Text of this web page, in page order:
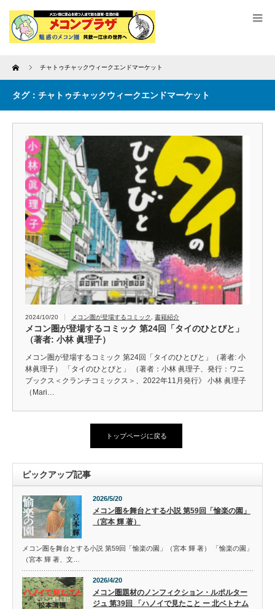
Home チャトゥチャックウィークエンドマーケット
タグ：チャトゥチャックウィークエンドマーケット
2024/10/20 メコン圏が登場するコミック 書籍紹介
メコン圏が登場するコミック 第24回「タイのひとびと」
（著者: 小林 眞理子）
メコン圏が登場するコミック 第24回「タイのひとびと」（著者: 小
林眞理子） 「タイのひとびと」 （著者：小林 眞理子、発行：ワニ
ブックス＜クランチコミックス＞、2022年11月発行》 小林 眞理子
（Mari…
トップページに戻る
ピックアップ記事
2026/5/20
メコン圏を舞台とする小説 第59回「愉楽の園」
（宮本 輝 著）
メコン圏を舞台とする小説 第59回「愉楽の園」（宮本 輝 著） 「愉楽の園」
（宮本 輝 著、文…
2026/4/20
メコン圏題材のノンフィクション・ルポルター
ジュ 第39回 「ハノイで見たこと ー 北ベトナム